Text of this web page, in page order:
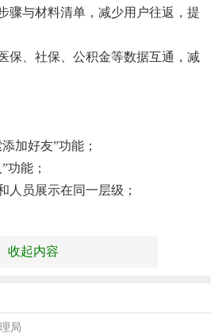
骤与材料清单，减少用户往返，提
保、社保、公积金等数据互通，减
加好友”功能；
功能；
人员展示在同一层级；
收起内容
局